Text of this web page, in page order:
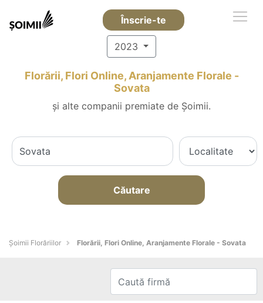
Înscrie-te
2023
Florării, Flori Online, Aranjamente Florale -
Sovata
și alte companii premiate de Șoimii.
Căutare
Șoimii Florăriilor Florării, Flori Online, Aranjamente Florale - Sovata